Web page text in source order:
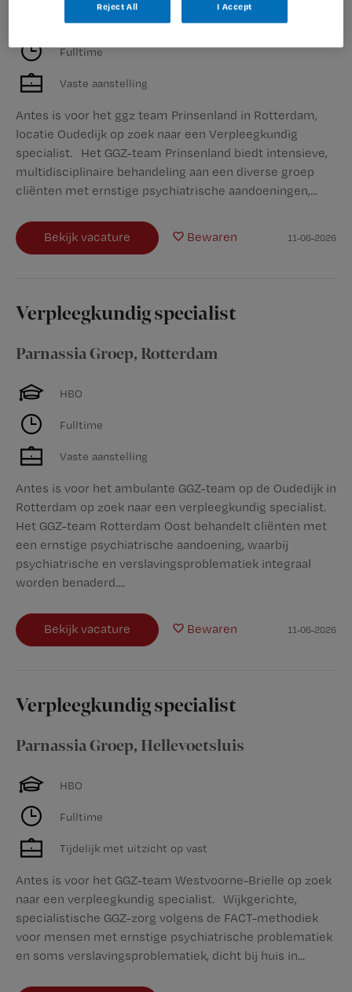
HBO
Fulltime
Vaste aanstelling
Antes is voor het ggz team Prinsenland in Rotterdam,
locatie Oudedijk op zoek naar een Verpleegkundig
specialist. Het GGZ-team Prinsenland biedt intensieve,
multidisciplinaire behandeling aan een diverse groep
cliënten met ernstige psychiatrische aandoeningen,...
Bekijk vacature Bewaren 11-06-2026
Verpleegkundig specialist
Parnassia Groep, Rotterdam
HBO
Fulltime
Vaste aanstelling
Antes is voor het ambulante GGZ-team op de Oudedijk in
Rotterdam op zoek naar een verpleegkundig specialist.
Het GGZ-team Rotterdam Oost behandelt cliënten met
een ernstige psychiatrische aandoening, waarbij
psychiatrische en verslavingsproblematiek integraal
worden benaderd....
Bekijk vacature Bewaren 11-06-2026
Verpleegkundig specialist
Parnassia Groep, Hellevoetsluis
HBO
Fulltime
Tijdelijk met uitzicht op vast
Antes is voor het GGZ-team Westvoorne-Brielle op zoek
naar een verpleegkundig specialist. Wijkgerichte,
specialistische GGZ-zorg volgens de FACT-methodiek
voor mensen met ernstige psychiatrische problematiek
en soms verslavingsproblematiek, dicht bij huis in...
Reject All I Accept